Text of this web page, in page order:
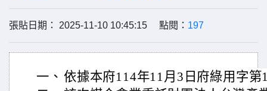
張貼日期： 2025-11-10 10:45:15 點閱： 197
一、 依據本府114年11月3日府綠用字第